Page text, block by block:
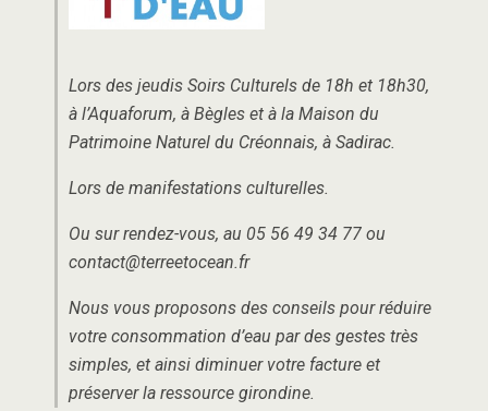
Lors des jeudis Soirs Culturels de 18h et 18h30,
à l’Aquaforum, à Bègles et à la Maison du
Patrimoine Naturel du Créonnais, à Sadirac.
Lors de manifestations culturelles.
Ou sur rendez-vous, au 05 56 49 34 77 ou
contact@terreetocean.fr
Nous vous proposons des conseils pour réduire
votre consommation d’eau par des gestes très
simples, et ainsi diminuer votre facture et
préserver la ressource girondine.